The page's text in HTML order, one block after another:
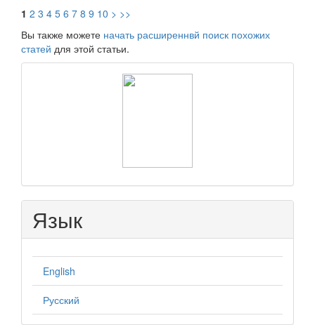
1 2 3 4 5 6 7 8 9 10 > >>
Вы также можете начать расширеннвй поиск похожих
статей для этой статьи.
Язык
English
Русский